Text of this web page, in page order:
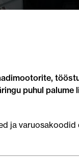
puhul palume
ja varuosakoodid